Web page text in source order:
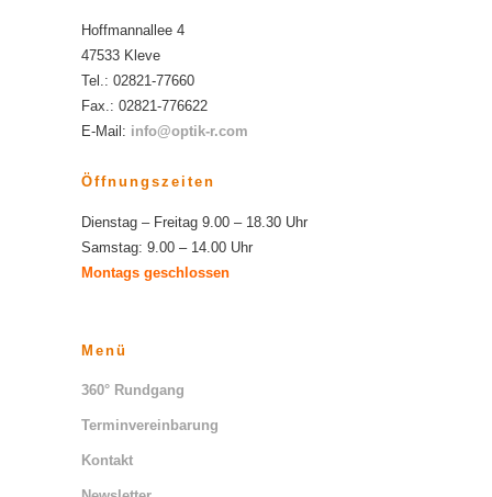
Hoffmannallee 4
47533 Kleve
Tel.: 02821-77660
Fax.: 02821-776622
E-Mail: info@optik-r.com
Öffnungszeiten
Dienstag – Freitag 9.00 – 18.30 Uhr
Samstag: 9.00 – 14.00 Uhr
Montags geschlossen
Menü
360° Rundgang
Terminvereinbarung
Kontakt